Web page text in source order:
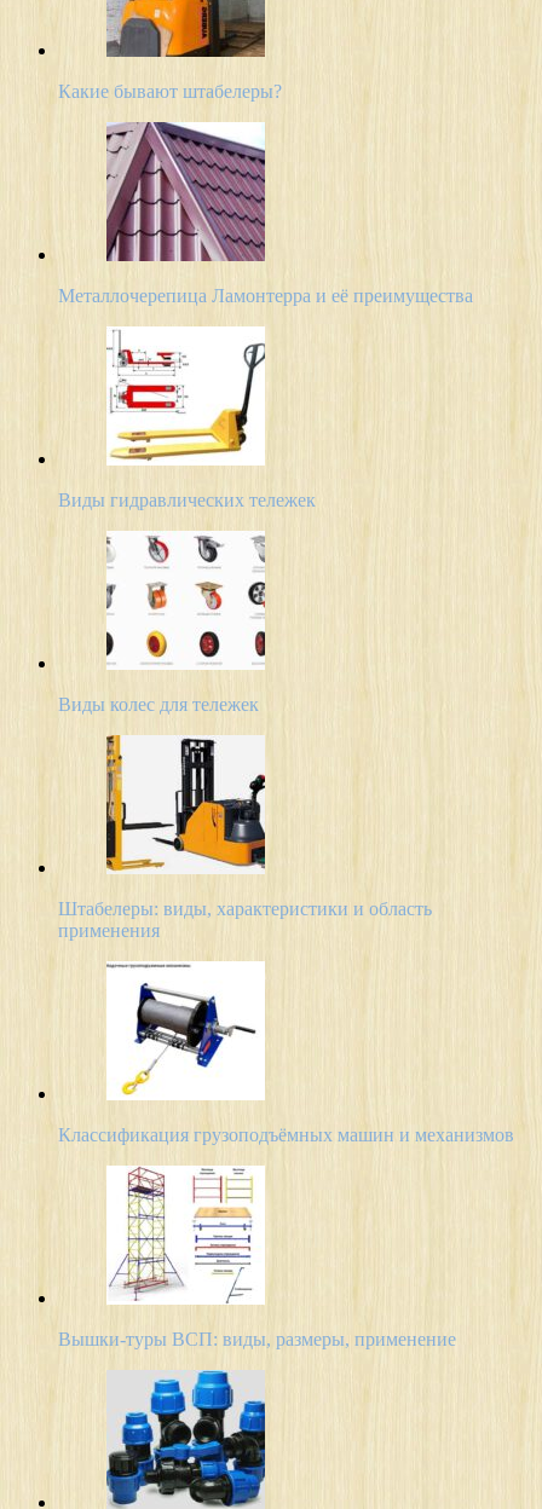
Какие бывают штабелеры?
Металлочерепица Ламонтерра и её преимущества
Виды гидравлических тележек
Виды колес для тележек
Штабелеры: виды, характеристики и область
применения
Классификация грузоподъёмных машин и механизмов
Вышки-туры ВСП: виды, размеры, применение